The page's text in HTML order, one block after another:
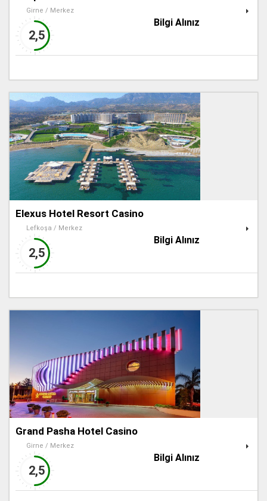
Girne / Merkez
2,5
Bilgi Alınız
Elexus Hotel Resort Casino
Lefkoşa / Merkez
2,5
Bilgi Alınız
Grand Pasha Hotel Casino
Girne / Merkez
2,5
Bilgi Alınız